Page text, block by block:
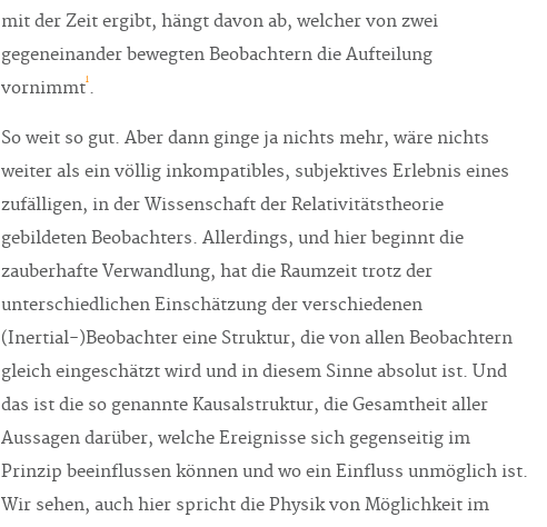
mit der Zeit ergibt, hängt davon ab, welcher von zwei
gegeneinander bewegten Beobachtern die Aufteilung
vornimmti.
So weit so gut. Aber dann ginge ja nichts mehr, wäre nichts
weiter als ein völlig inkompatibles, subjektives Erlebnis eines
zufälligen, in der Wissenschaft der Relativitätstheorie
gebildeten Beobachters. Allerdings, und hier beginnt die
zauberhafte Verwandlung, hat die Raumzeit trotz der
unterschiedlichen Einschätzung der verschiedenen
(Inertial-)Beobachter eine Struktur, die von allen Beobachtern
gleich eingeschätzt wird und in diesem Sinne absolut ist. Und
das ist die so genannte Kausalstruktur, die Gesamtheit aller
Aussagen darüber, welche Ereignisse sich gegenseitig im
Prinzip beeinflussen können und wo ein Einfluss unmöglich ist.
Wir sehen, auch hier spricht die Physik von Möglichkeit im